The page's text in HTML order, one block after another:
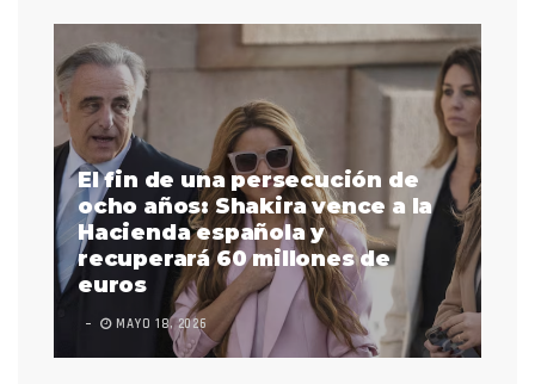
El fin de una persecución de
ocho años: Shakira vence a la
Hacienda española y
recuperará 60 millones de
euros
MAYO 18, 2026